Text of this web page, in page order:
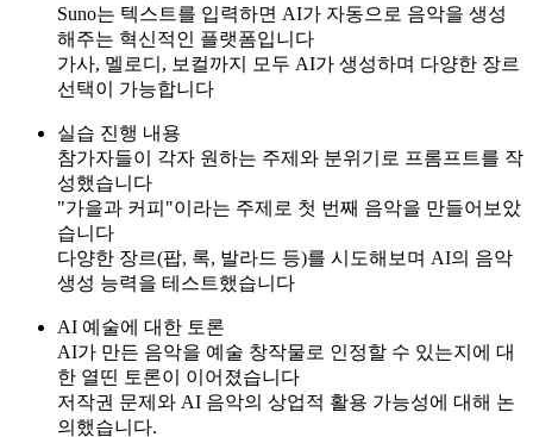
Suno는 텍스트를 입력하면 AI가 자동으로 음악을 생성
해주는 혁신적인 플랫폼입니다
가사, 멜로디, 보컬까지 모두 AI가 생성하며 다양한 장르
선택이 가능합니다
실습 진행 내용
참가자들이 각자 원하는 주제와 분위기로 프롬프트를 작
성했습니다
"가을과 커피"이라는 주제로 첫 번째 음악을 만들어보았
습니다
다양한 장르(팝, 록, 발라드 등)를 시도해보며 AI의 음악
생성 능력을 테스트했습니다
AI 예술에 대한 토론
AI가 만든 음악을 예술 창작물로 인정할 수 있는지에 대
한 열띤 토론이 이어졌습니다
저작권 문제와 AI 음악의 상업적 활용 가능성에 대해 논
의했습니다.